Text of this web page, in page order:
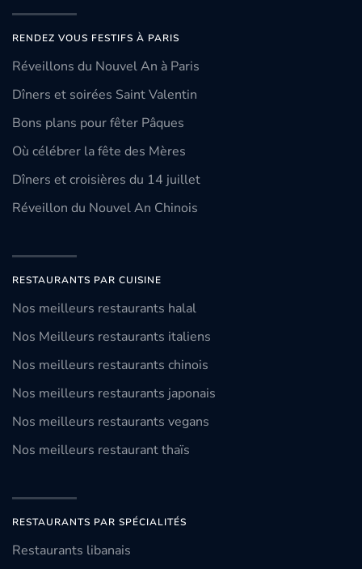
RENDEZ VOUS FESTIFS À PARIS
Réveillons du Nouvel An à Paris
Dîners et soirées Saint Valentin
Bons plans pour fêter Pâques
Où célébrer la fête des Mères
Dîners et croisières du 14 juillet
Réveillon du Nouvel An Chinois
RESTAURANTS PAR CUISINE
Nos meilleurs restaurants halal
Nos Meilleurs restaurants italiens
Nos meilleurs restaurants chinois
Nos meilleurs restaurants japonais
Nos meilleurs restaurants vegans
Nos meilleurs restaurant thaïs
RESTAURANTS PAR SPÉCIALITÉS
Restaurants libanais